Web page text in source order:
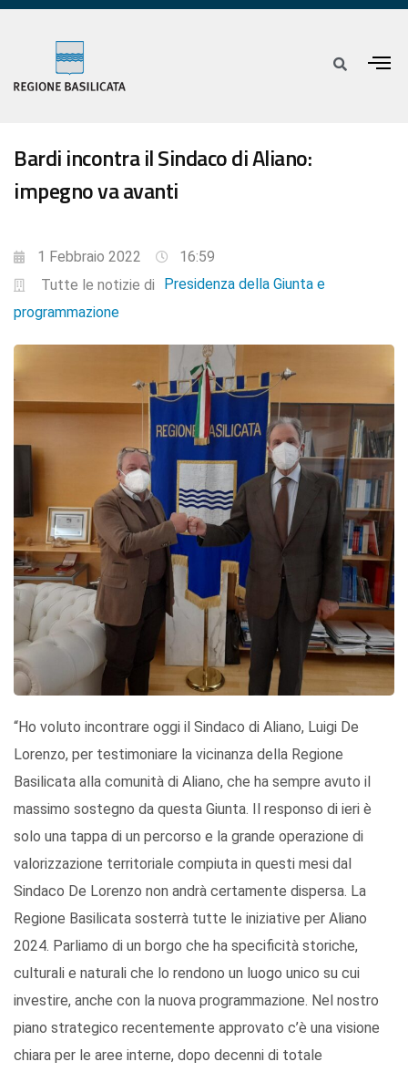
Bardi incontra il Sindaco di Aliano:
impegno va avanti
1 Febbraio 2022
16:59
Tutte le notizie di
Presidenza della Giunta e
programmazione
“Ho voluto incontrare oggi il Sindaco di Aliano, Luigi De
Lorenzo, per testimoniare la vicinanza della Regione
Basilicata alla comunità di Aliano, che ha sempre avuto il
massimo sostegno da questa Giunta. Il responso di ieri è
solo una tappa di un percorso e la grande operazione di
valorizzazione territoriale compiuta in questi mesi dal
Sindaco De Lorenzo non andrà certamente dispersa. La
Regione Basilicata sosterrà tutte le iniziative per Aliano
2024. Parliamo di un borgo che ha specificità storiche,
culturali e naturali che lo rendono un luogo unico su cui
investire, anche con la nuova programmazione. Nel nostro
piano strategico recentemente approvato c’è una visione
chiara per le aree interne, dopo decenni di totale